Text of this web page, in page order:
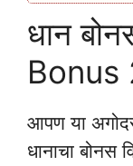
धान
Bonus
आपण या
धानाचा बोनस